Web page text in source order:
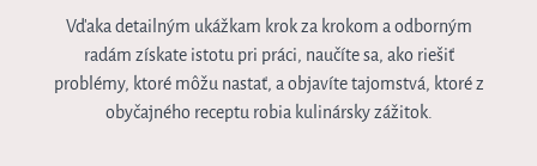
Vďaka detailným ukážkam krok za krokom a odborným
radám získate istotu pri práci, naučíte sa, ako riešiť
problémy, ktoré môžu nastať, a objavíte tajomstvá, ktoré z
obyčajného receptu robia kulinársky zážitok.